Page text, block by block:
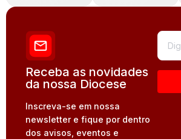
Receba as novidades
da nossa Diocese
Inscreva-se em nossa
newsletter e fique por dentro
dos avisos, eventos e